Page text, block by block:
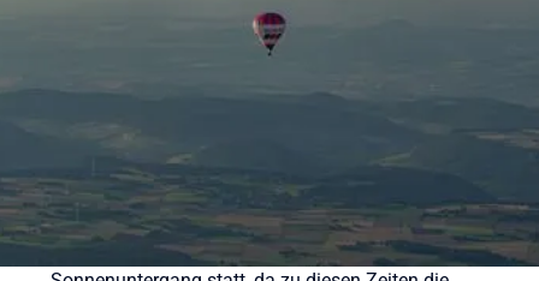
verschiedene Pakete für unsere Ballonfahrten an,
sehen Sie sich gerne auf der Webseite um.
90 Minuten, das gesamte Erlebnis inklusive
Vorbereitung und Taufe dauert ca. 3-4 Stunden.
Wann ist die beste Zeit für eine Ballonfahrt?
Ballonfahrten finden meist früh morgens nach
Sonnenaufgang oder am späten Nachmittag vor